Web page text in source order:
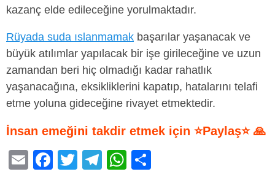
kazanç elde edileceğine yorulmaktadır.
Rüyada suda ıslanmamak başarılar yaşanacak ve
büyük atılımlar yapılacak bir işe girileceğine ve uzun
zamandan beri hiç olmadığı kadar rahatlık
yaşanacağına, eksikliklerini kapatıp, hatalarını telafi
etme yoluna gideceğine rivayet etmektedir.
İnsan emeğini takdir etmek için ⭐Paylaş⭐ 🙏
E
F
T
T
W